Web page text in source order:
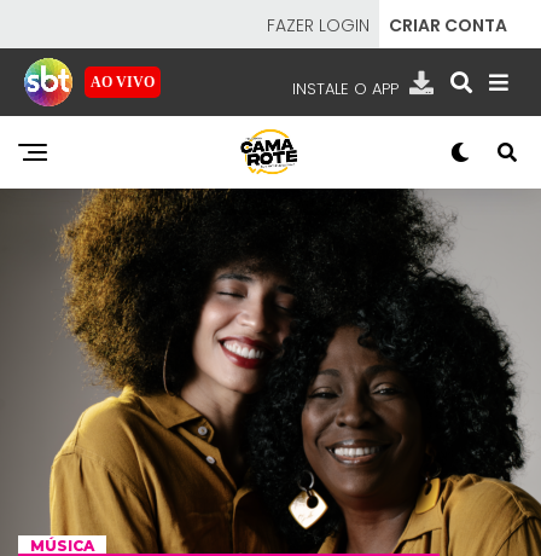
FAZER LOGIN CRIAR CONTA
AO VIVO INSTALE O APP
EMISSORAS
NOSSAS REDES APP TV SBT
SBT- SISTEMA BRASILEIRO DE TELEVISÃO
MÚSICA